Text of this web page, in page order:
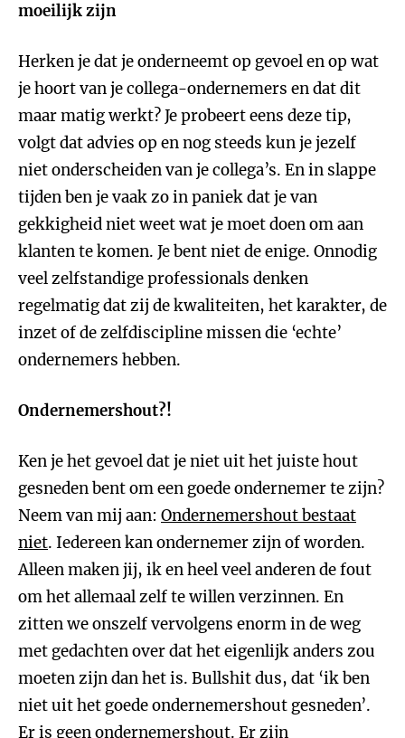
moeilijk zijn
Herken je dat je onderneemt op gevoel en op wat
je hoort van je collega-ondernemers en dat dit
maar matig werkt? Je probeert eens deze tip,
volgt dat advies op en nog steeds kun je jezelf
niet onderscheiden van je collega’s. En in slappe
tijden ben je vaak zo in paniek dat je van
gekkigheid niet weet wat je moet doen om aan
klanten te komen. Je bent niet de enige. Onnodig
veel zelfstandige professionals denken
regelmatig dat zij de kwaliteiten, het karakter, de
inzet of de zelfdiscipline missen die ‘echte’
ondernemers hebben.
Ondernemershout?!
Ken je het gevoel dat je niet uit het juiste hout
gesneden bent om een goede ondernemer te zijn?
Neem van mij aan: Ondernemershout bestaat
niet. Iedereen kan ondernemer zijn of worden.
Alleen maken jij, ik en heel veel anderen de fout
om het allemaal zelf te willen verzinnen. En
zitten we onszelf vervolgens enorm in de weg
met gedachten over dat het eigenlijk anders zou
moeten zijn dan het is. Bullshit dus, dat ‘ik ben
niet uit het goede ondernemershout gesneden’.
Er is geen ondernemershout. Er zijn